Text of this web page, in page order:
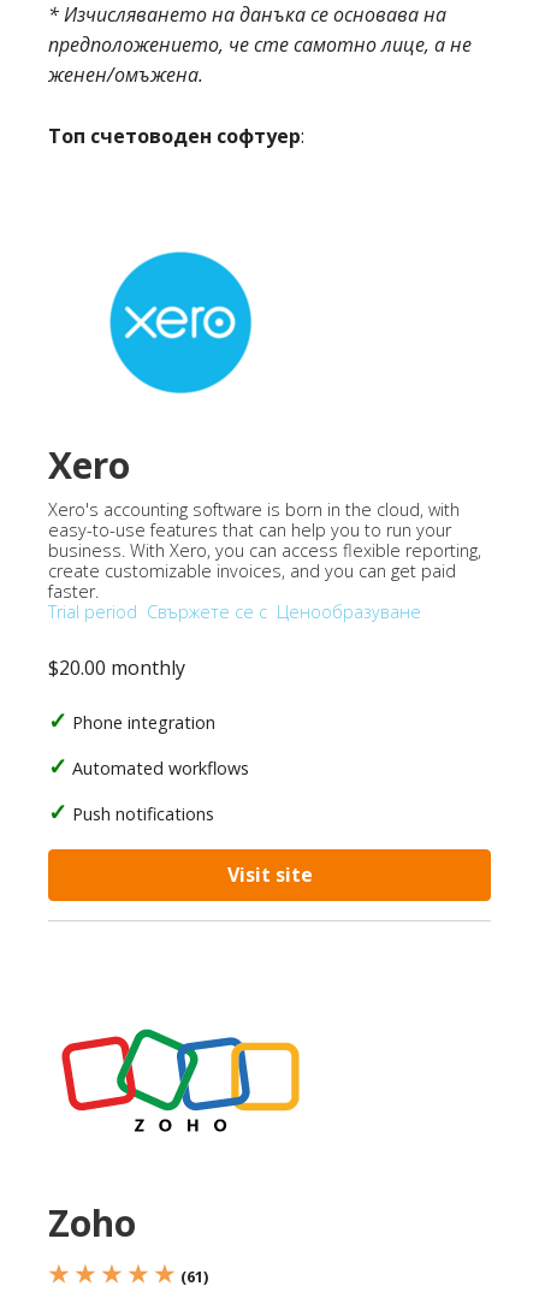
* Изчисляването на данъка се основава на
предположението, че сте самотно лице, а не
женен/омъжена.
Топ счетоводен софтуер:
Xero
Xero's accounting software is born in the cloud, with
easy-to-use features that can help you to run your
business. With Xero, you can access flexible reporting,
create customizable invoices, and you can get paid
faster.
Trial period Свържете се с Ценообразуване
$20.00 monthly
Phone integration
Automated workflows
Push notifications
Visit site
Zoho
★ ★ ★ ★ ★ (61)